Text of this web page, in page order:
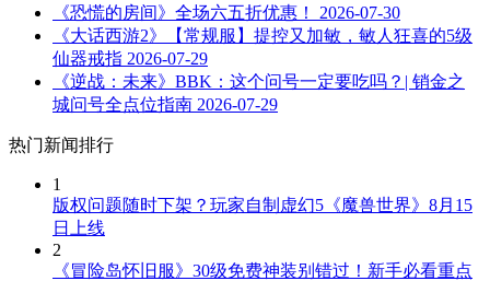
《恐慌的房间》全场六五折优惠！
2026-07-30
《大话西游2》【常规服】提控又加敏，敏人狂喜的5级
仙器戒指 2026-07-29
《逆战：未来》BBK：这个问号一定要吃吗？| 销金之
城问号全点位指南 2026-07-29
热门新闻排行
1
版权问题随时下架？玩家自制虚幻5《魔兽世界》8月15
日上线
2
《冒险岛怀旧服》30级免费神装别错过！新手必看重点